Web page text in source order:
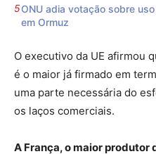
ONU adia votação sobre
em Ormuz
O executivo da UE afirmou
é o maior já firmado em
uma parte necessária do
os laços comerciais.
A França, o maior produtor